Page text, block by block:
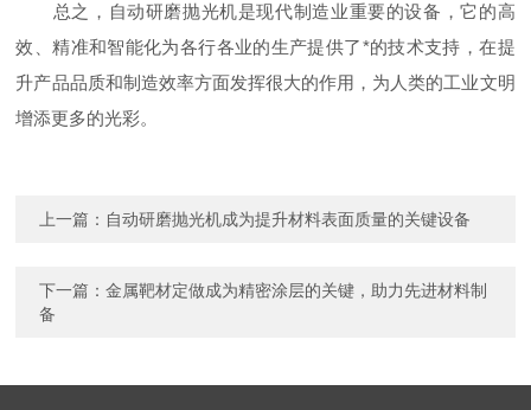
总之，自动研磨抛光机是现代制造业重要的设备，它的高
效、精准和智能化为各行各业的生产提供了*的技术支持，在提
升产品品质和制造效率方面发挥很大的作用，为人类的工业文明
增添更多的光彩。
上一篇： 自动研磨抛光机成为提升材料表面质量的关键设备
下一篇：金属靶材定做成为精密涂层的关键，助力先进材料制
备